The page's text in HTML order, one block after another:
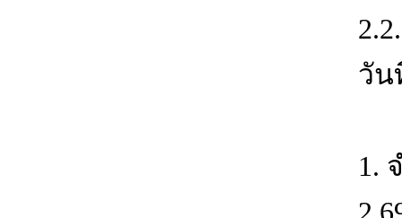
วัน
1.